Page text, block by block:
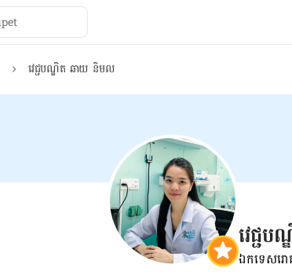
វេជ្ជបណ្ឌិត ឆាយ និមល
វេជ្ជ
ឯកទេសរោ